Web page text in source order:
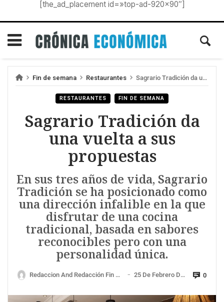
[the_ad_placement id=»top-ad-920×90″]
Fin de semana Restaurantes Sagrario Tradición da una vuelta a sus propuestas
RESTAURANTES FIN DE SEMANA
Sagrario Tradición da
una vuelta a sus
propuestas
En sus tres años de vida, Sagrario
Tradición se ha posicionado como
una dirección infalible en la que
disfrutar de una cocina
tradicional, basada en sabores
reconocibles pero con una
personalidad única.
Redaccion And Redacción Fin De Semana 25 De Febrero De 2023 0